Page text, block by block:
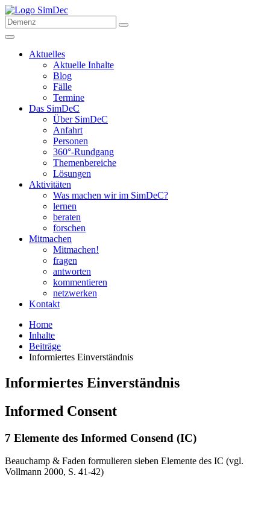
Aktuelles
Aktuelle Inhalte
Blog
Fälle
Termine
Das SimDeC
Über SimDeC
Anfahrt
Personen
360°-Rundgang
Themenbereiche
Lösungen
Aktivitäten
Was machen wir im SimDeC?
lernen
beraten
forschen
Mitmachen
Mitmachen!
fragen
antworten
kommentieren
netzwerken
Kontakt
Home
Inhalte
Beiträge
Informiertes Einverständnis
Informiertes Einverständnis
Informed Consent
7 Elemente des Informed Consend (IC)
Beauchamp & Faden formulieren sieben Elemente des IC (vgl.
Vollmann 2000, S. 41-42)